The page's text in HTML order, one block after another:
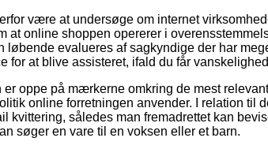
være at undersøge om internet
at online shoppen opererer i
løbende evalueres af sagkyndige der har
for at blive assisteret, ifald du får
er oppe på mærkerne omkring de mest
online forretningen anvender. I relation til
kvittering, således man fremadrettet kan
søger en vare til en voksen eller et barn.